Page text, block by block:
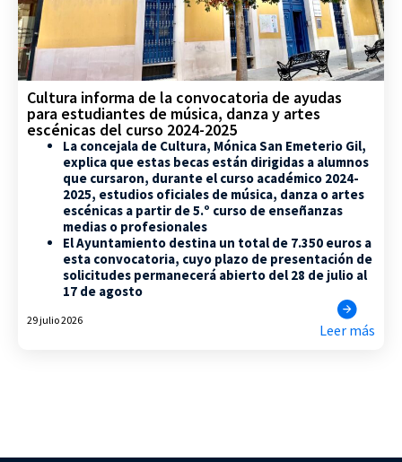
Cultura informa de la convocatoria de ayudas
para estudiantes de música, danza y artes
escénicas del curso 2024-2025
La concejala de Cultura, Mónica San Emeterio Gil,
explica que estas becas están dirigidas a alumnos
que cursaron, durante el curso académico 2024-
2025, estudios oficiales de música, danza o artes
escénicas a partir de 5.º curso de enseñanzas
medias o profesionales
El Ayuntamiento destina un total de 7.350 euros a
esta convocatoria, cuyo plazo de presentación de
solicitudes permanecerá abierto del 28 de julio al
17 de agosto
29 julio 2026
Leer más